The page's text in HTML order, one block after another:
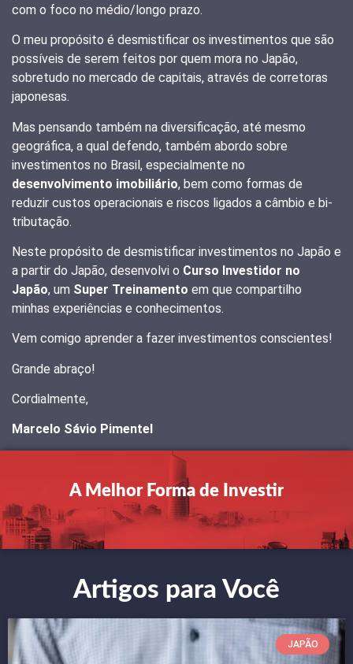
com o foco no médio/longo prazo.
O meu propósito é desmistificar os investimentos que são
possíveis de serem feitos por quem mora no Japão,
sobretudo no mercado de capitais, através de corretoras
japonesas.
Mas pensando também na diversificação, até mesmo
geográfica, a qual defendo, também abordo sobre
investimentos no Brasil, especialmente no
desenvolvimento imobiliário, bem como formas de
reduzir custos operacionais e riscos ligados a câmbio e bi-
tributação.
Neste propósito de desmistificar investimentos no Japão e
a partir do Japão, desenvolvi o Curso Investidor no
Japão, um Super Treinamento em que compartilho
minhas experiências e conhecimentos.
Vem comigo aprender a fazer investimentos conscientes!
Grande abraço!
Cordialmente,
Marcelo Sávio Pimentel
A Melhor Forma de Investir
Artigos para Você
JAPÃO